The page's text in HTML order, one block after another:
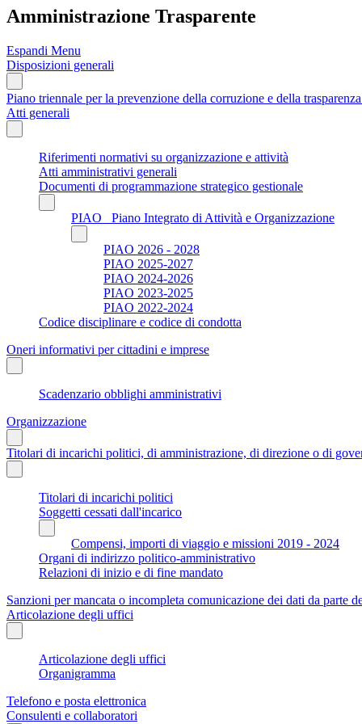
Amministrazione Trasparente
Espandi Menu
Disposizioni generali
Piano triennale per la prevenzione della corruzione e della
Atti generali
Riferimenti normativi su organizzazione e attività
Atti amministrativi generali
Documenti di programmazione strategico gestionale
PIAO_ Piano Integrato di Attività e Organizzazione
PIAO 2026 - 2028
PIAO 2025-2027
PIAO 2024-2026
PIAO 2023-2025
PIAO 2022-2024
Codice disciplinare e codice di condotta
Oneri informativi per cittadini e imprese
Scadenzario obblighi amministrativi
Organizzazione
Titolari di incarichi politici, di amministrazione, di direzione o di
Titolari di incarichi politici
Soggetti cessati dall'incarico
Compensi, importi di viaggio e missioni 2019 - 2024
Organi di indirizzo politico-amministrativo
Relazioni di inizio e di fine mandato
Sanzioni per mancata o incompleta comunicazione dei dati da
Articolazione degli uffici
Articolazione degli uffici
Organigramma
Telefono e posta elettronica
Consulenti e collaboratori